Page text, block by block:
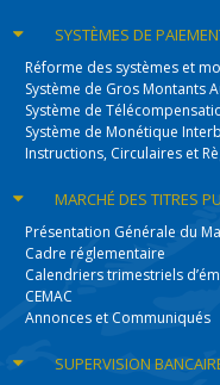
SYSTÈMESDE
Réforme des systèmes et
Système de Gros Montants
Système de
Système de Monétique
Instructions, Circulaires et
MARCHÉ DESTITRES
Présentation Générale du
Cadre réglementaire
Calendriers trimestriels
CEMAC
Annonces et Communiqués
SUPERVISION